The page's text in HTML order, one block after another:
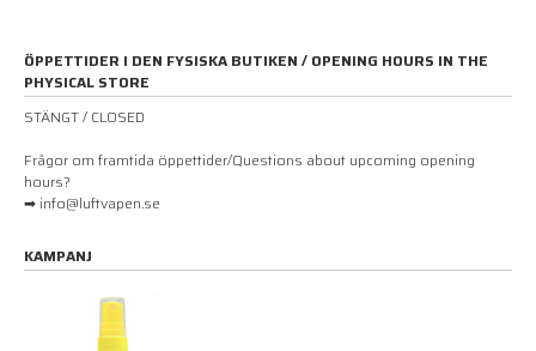
ÖPPETTIDER I DEN FYSISKA BUTIKEN / OPENING HOURS IN THE
PHYSICAL STORE
STÄNGT / CLOSED
Frågor om framtida öppettider/Questions about upcoming opening
hours?
➡ info@luftvapen.se
KAMPANJ